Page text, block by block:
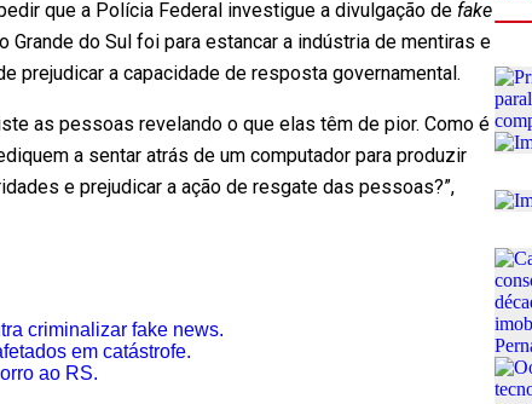
que a Polícia Federal investigue a divulgação de fake
do Sul foi para estancar a indústria de mentiras e
prejudicar a capacidade de resposta governamental.
as pessoas revelando o que elas têm de pior. Como é
a sentar atrás de um computador para produzir
e prejudicar a ação de resgate das pessoas?”,
criminalizar fake news.
em catástrofe.
ao RS.